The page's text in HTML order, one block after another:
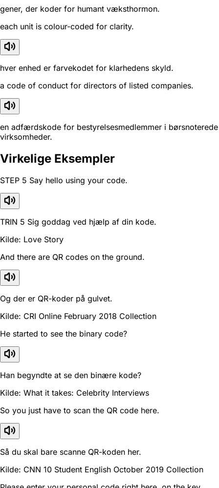
gener, der koder for humant væksthormon.
each unit is colour-coded for clarity.
hver enhed er farvekodet for klarhedens skyld.
a code of conduct for directors of listed companies.
en adfærdskode for bestyrelsesmedlemmer i børsnoterede
virksomheder.
Virkelige Eksempler
STEP 5 Say hello using your code.
TRIN 5 Sig goddag ved hjælp af din kode.
Kilde: Love Story
And there are QR codes on the ground.
Og der er QR-koder på gulvet.
Kilde: CRI Online February 2018 Collection
He started to see the binary code?
Han begyndte at se den binære kode?
Kilde: What it takes: Celebrity Interviews
So you just have to scan the QR code here.
Så du skal bare scanne QR-koden her.
Kilde: CNN 10 Student English October 2019 Collection